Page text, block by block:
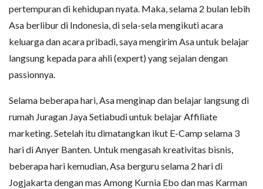
pertempuran di kehidupan nyata. Maka, selama 2 bulan lebih
Asa berlibur di Indonesia, di sela-sela mengikuti acara
keluarga dan acara pribadi, saya mengirim Asa untuk belajar
langsung kepada para ahli (expert) yang sejalan dengan
passionnya.
Selama beberapa hari, Asa menginap dan belajar langsung di
rumah Juragan Jaya Setiabudi untuk belajar Affiliate
marketing. Setelah itu dimatangkan ikut E-Camp selama 3
hari di Anyer Banten. Untuk mengasah kreativitas bisnis,
beberapa hari kemudian, Asa berguru selama 2 hari di
Jogjakarta dengan mas Among Kurnia Ebo dan mas Karman